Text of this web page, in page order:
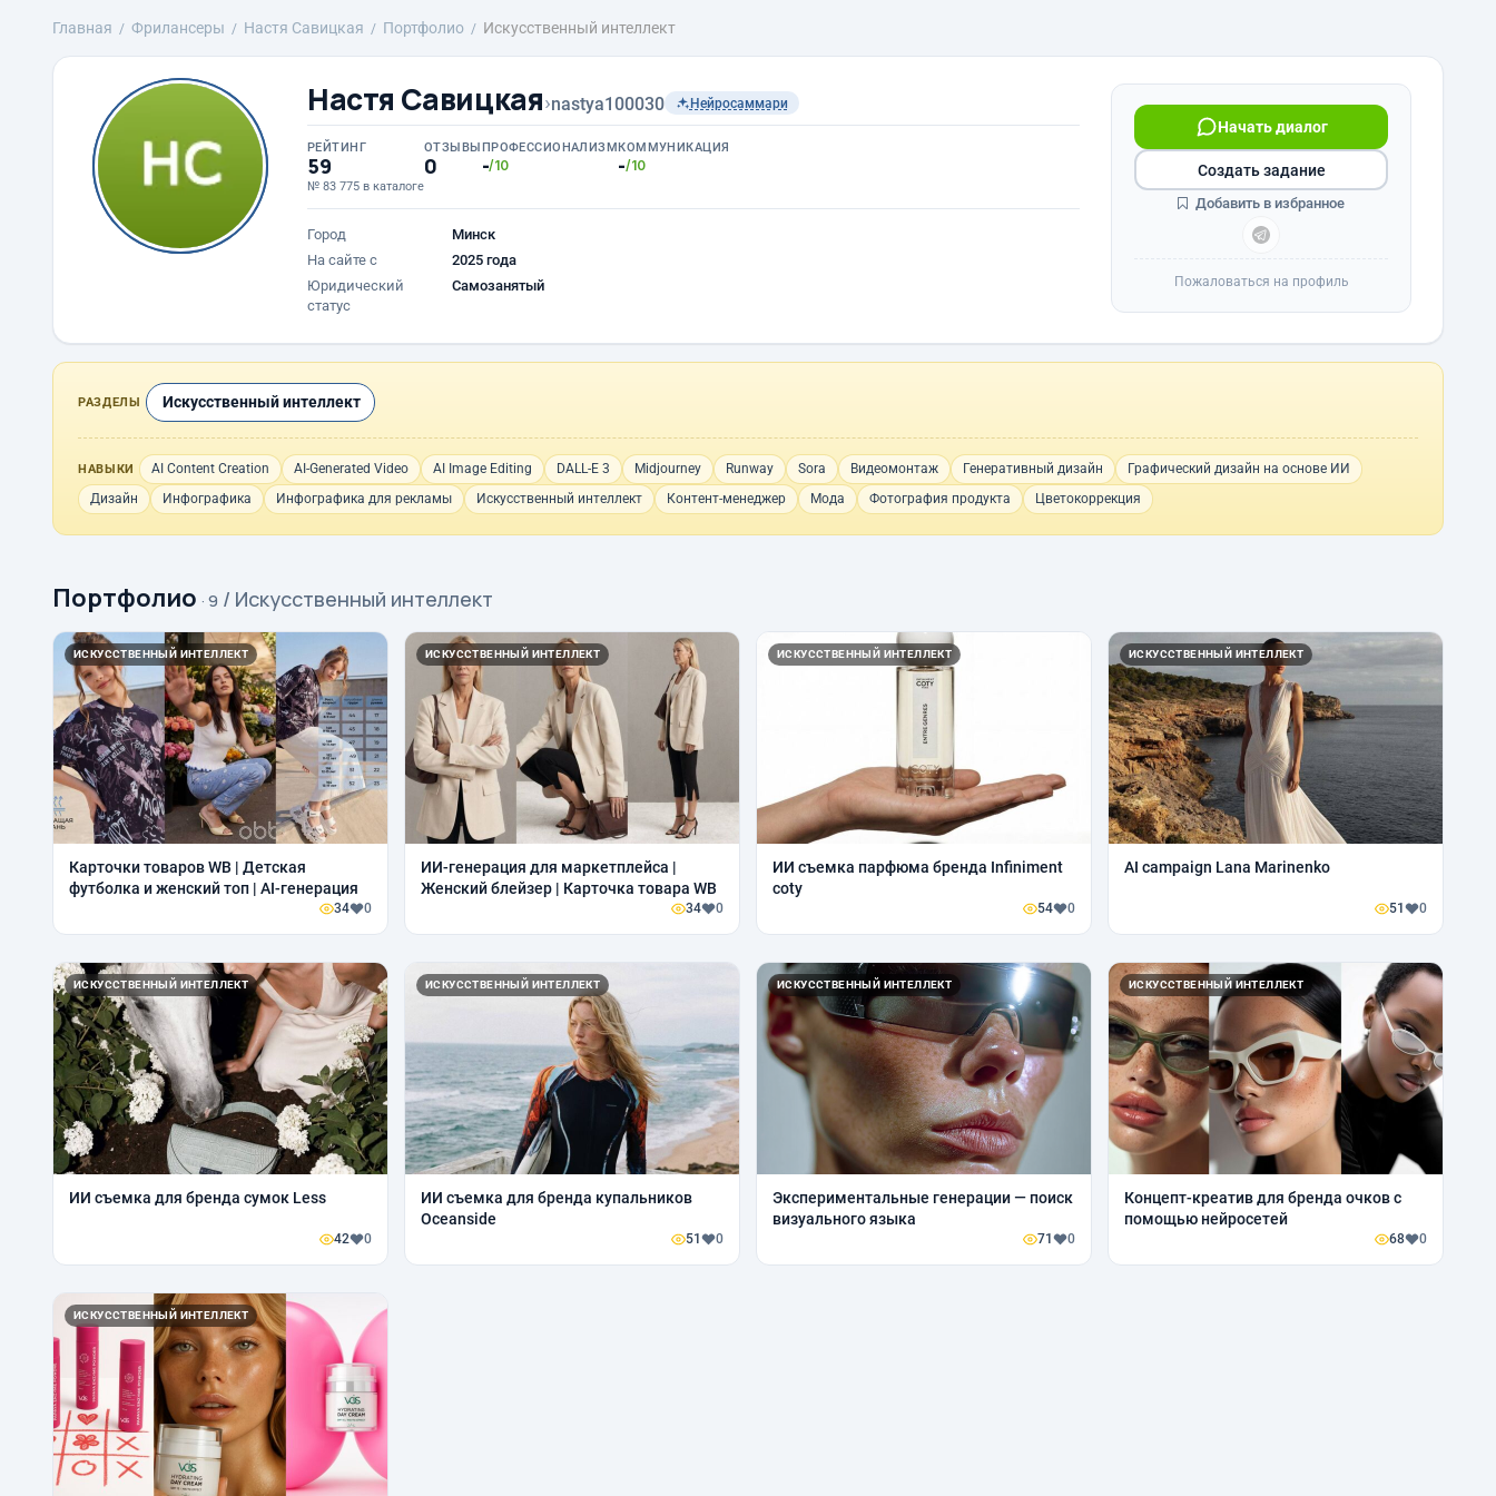
Главная Фрилансеры Настя Савицкая Портфолио Искусственный интеллект
Настя Савицкая›nastya100030 Нейросаммари
РЕЙТИНГ
59
№ 83 775 в каталоге
ОТЗЫВЫ
0
ПРОФЕССИОНАЛИЗМ
-/10
КОММУНИКАЦИЯ
-/10
Город
Минск
На сайте с
2025 года
Юридический
статус
Самозанятый
Начать диалог
Создать задание
Добавить в избранное
Пожаловаться на профиль
РАЗДЕЛЫ Искусственный интеллект
НАВЫКИ AI Content Creation AI-Generated Video AI Image Editing DALL-E 3 Midjourney Runway Sora Видеомонтаж Генеративный дизайн
Графический дизайн на основе ИИ
Дизайн
Инфографика Инфографика для рекламы Искусственный интеллект Контент-менеджер Мода Фотография продукта Цветокоррекция
Портфолио · 9 / Искусственный интеллект
ИСКУССТВЕННЫЙ ИНТЕЛЛЕКТ
Карточки товаров WB | Детская
футболка и женский топ | AI-генерация
34 0
ИСКУССТВЕННЫЙ ИНТЕЛЛЕКТ
ИИ-генерация для маркетплейса |
Женский блейзер | Карточка товара WB
34 0
ИСКУССТВЕННЫЙ ИНТЕЛЛЕКТ
ИИ съемка парфюма бренда Infiniment
coty
54 0
ИСКУССТВЕННЫЙ ИНТЕЛЛЕКТ
AI campaign Lana Marinenko
51 0
ИСКУССТВЕННЫЙ ИНТЕЛЛЕКТ
ИИ съемка для бренда сумок Less
42 0
ИСКУССТВЕННЫЙ ИНТЕЛЛЕКТ
ИИ съемка для бренда купальников
Oceanside
51 0
ИСКУССТВЕННЫЙ ИНТЕЛЛЕКТ
Экспериментальные генерации — поиск
визуального языка
71 0
ИСКУССТВЕННЫЙ ИНТЕЛЛЕКТ
Концепт-креатив для бренда очков с
помощью нейросетей
68 0
ИСКУССТВЕННЫЙ ИНТЕЛЛЕКТ